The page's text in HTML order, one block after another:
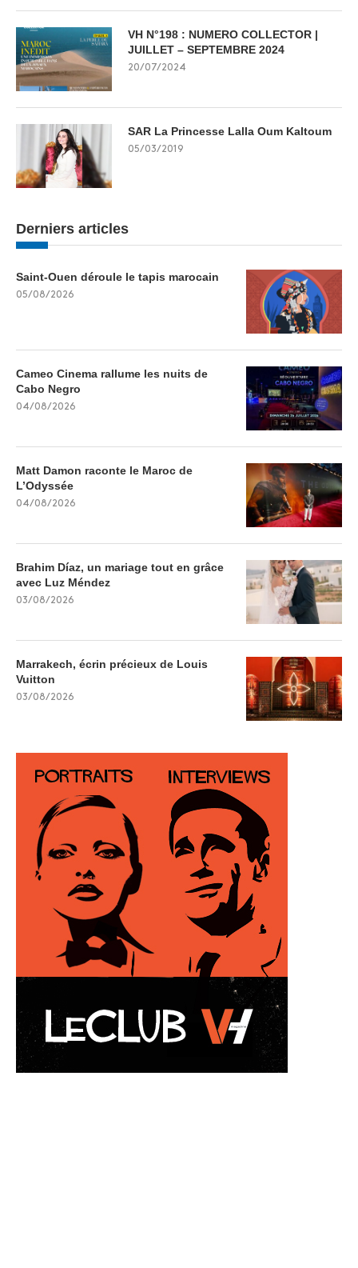
VH N°198 : NUMERO COLLECTOR |
JUILLET – SEPTEMBRE 2024
20/07/2024
SAR La Princesse Lalla Oum Kaltoum
05/03/2019
Derniers articles
Saint-Ouen déroule le tapis marocain
05/08/2026
Cameo Cinema rallume les nuits de
Cabo Negro
04/08/2026
Matt Damon raconte le Maroc de
L’Odyssée
04/08/2026
Brahim Díaz, un mariage tout en grâce
avec Luz Méndez
03/08/2026
Marrakech, écrin précieux de Louis
Vuitton
03/08/2026